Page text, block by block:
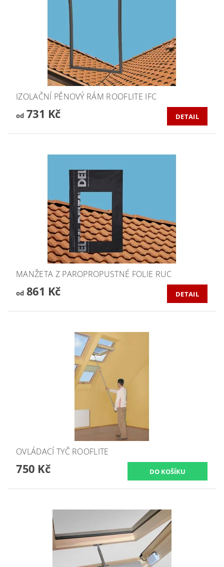
IZOLAČNÍ PĚNOVÝ RÁM ROOFLITE IFC
od731 Kč DETAIL
MANŽETA Z PAROPROPUSTNÉ FOLIE RUC
od861 Kč DETAIL
OVLÁDACÍ TYČ ROOFLITE
750 Kč